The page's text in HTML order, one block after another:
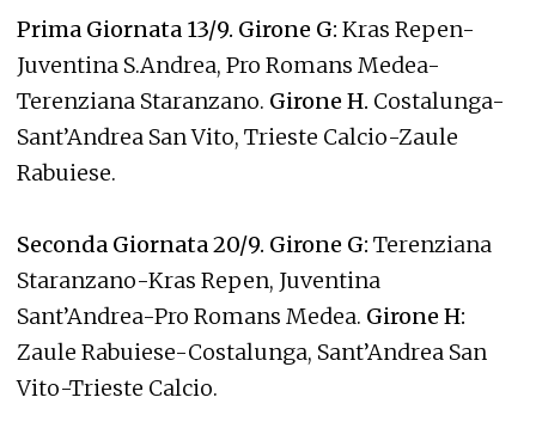
Prima Giornata 13/9. Girone G: Kras Repen-
Juventina S.Andrea, Pro Romans Medea-
Terenziana Staranzano. Girone H. Costalunga-
Sant’Andrea San Vito, Trieste Calcio-Zaule
Rabuiese.
Seconda Giornata 20/9. Girone G: Terenziana
Staranzano-Kras Repen, Juventina
Sant’Andrea-Pro Romans Medea. Girone H:
Zaule Rabuiese-Costalunga, Sant’Andrea San
Vito-Trieste Calcio.